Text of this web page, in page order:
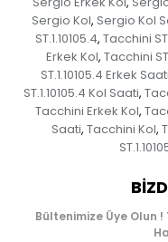
Sergio Kol, Sergio Kol
ST.1.10105.4, Tacchini
Erkek Kol, Tacchini
ST.1.10105.4 Erkek Saati
ST.1.10105.4 Kol Saati,
Tacchini Erkek Kol,
Saati, Tacchini Kol,
Bültenimize Üye Olun